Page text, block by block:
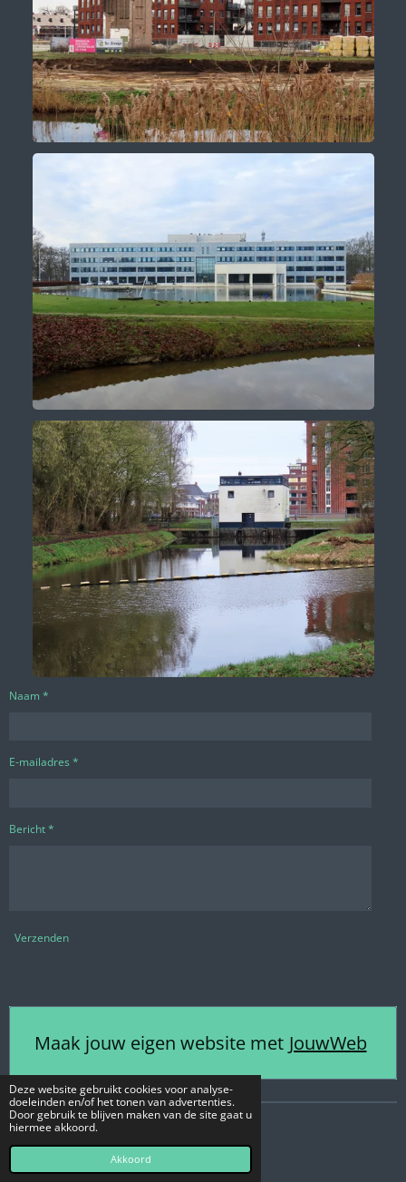
Deze website gebruikt cookies voor analyse-
doeleinden en/of het tonen van advertenties.
Door gebruik te blijven maken van de site gaat u
hiermee akkoord.
Akkoord
Naam *
E-mailadres *
Bericht *
Verzenden
Maak jouw eigen website met JouwWeb
© 2019 metgertopweg.jouwweb.nl
JouwWeb